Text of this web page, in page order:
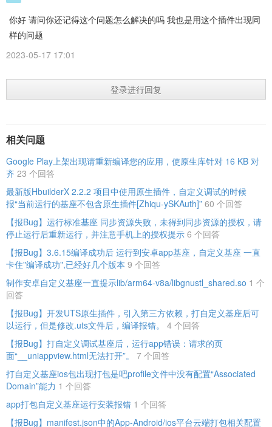
你好 请问你还记得这个问题怎么解决的吗 我也是用这个插件出现同
样的问题
2023-05-17 17:01
登录进行回复
相关问题
Google Play上架出现请重新编译您的应用，使原生库针对 16 KB 对
齐 23 个回答
最新版HbuilderX 2.2.2 项目中使用原生插件，自定义调试的时候
报“当前运行的基座不包含原生插件[Zhiqu-ySKAuth]” 60 个回答
【报Bug】运行标准基座 同步资源失败，未得到同步资源的授权，请
停止运行后重新运行，并注意手机上的授权提示 6 个回答
【报Bug】3.6.15编译成功后 运行到安卓app基座，自定义基座 一直
卡住"编译成功",已经好几个版本 9 个回答
制作安卓自定义基座一直提示lib/arm64-v8a/libgnustl_shared.so 1 个
回答
【报Bug】开发UTS原生插件，引入第三方依赖，打自定义基座后可
以运行，但是修改.uts文件后，编译报错。
4 个回答
【报Bug】打自定义调试基座后，运行app错误：请求的页
面“__uniappview.html无法打开”。
7 个回答
打自定义基座ios包出现打包是吧profile文件中没有配置“Associated
Domain”能力 1 个回答
app打包自定义基座运行安装报错 1 个回答
【报Bug】manifest.json中的App-Android/ios平台云端打包相关配置